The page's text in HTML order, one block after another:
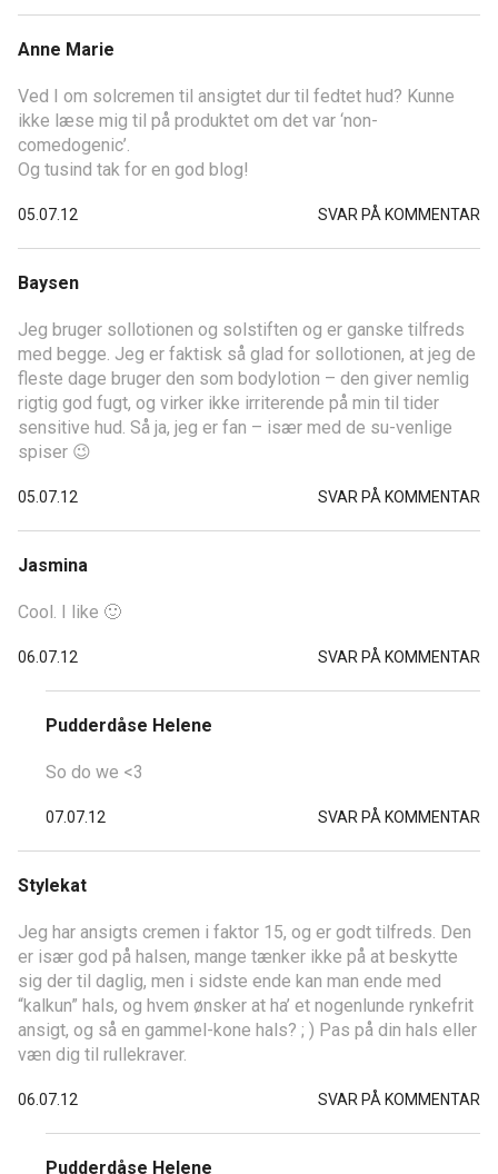
Anne Marie
Ved I om solcremen til ansigtet dur til fedtet hud? Kunne
ikke læse mig til på produktet om det var ‘non-
comedogenic’.
Og tusind tak for en god blog!
05.07.12 SVAR PÅ KOMMENTAR
Baysen
Jeg bruger sollotionen og solstiften og er ganske tilfreds
med begge. Jeg er faktisk så glad for sollotionen, at jeg de
fleste dage bruger den som bodylotion – den giver nemlig
rigtig god fugt, og virker ikke irriterende på min til tider
sensitive hud. Så ja, jeg er fan – især med de su-venlige
spiser 😉
05.07.12 SVAR PÅ KOMMENTAR
Jasmina
Cool. I like 🙂
06.07.12 SVAR PÅ KOMMENTAR
Pudderdåse Helene
So do we <3
07.07.12 SVAR PÅ KOMMENTAR
Stylekat
Jeg har ansigts cremen i faktor 15, og er godt tilfreds. Den
er især god på halsen, mange tænker ikke på at beskytte
sig der til daglig, men i sidste ende kan man ende med
“kalkun” hals, og hvem ønsker at ha’ et nogenlunde rynkefrit
ansigt, og så en gammel-kone hals? ; ) Pas på din hals eller
væn dig til rullekraver.
06.07.12 SVAR PÅ KOMMENTAR
Pudderdåse Helene